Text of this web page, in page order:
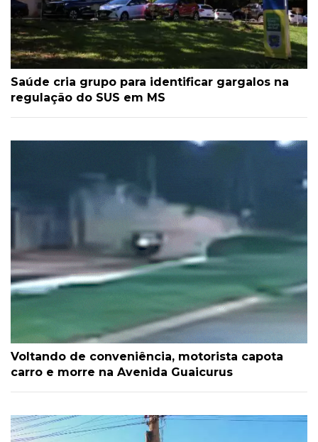
Saúde cria grupo para identificar gargalos na
regulação do SUS em MS
Voltando de conveniência, motorista capota
carro e morre na Avenida Guaicurus